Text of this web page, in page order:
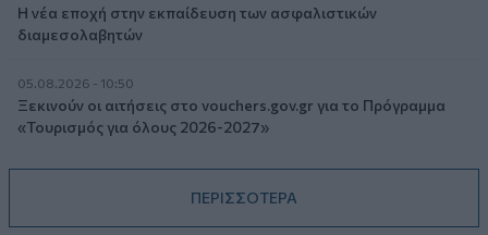
Η νέα εποχή στην εκπαίδευση των ασφαλιστικών
διαμεσολαβητών
05.08.2026 - 10:50
Ξεκινούν οι αιτήσεις στο vouchers.gov.gr για το Πρόγραμμα
«Τουρισμός για όλους 2026-2027»
ΠΕΡΙΣΣΟΤΕΡΑ